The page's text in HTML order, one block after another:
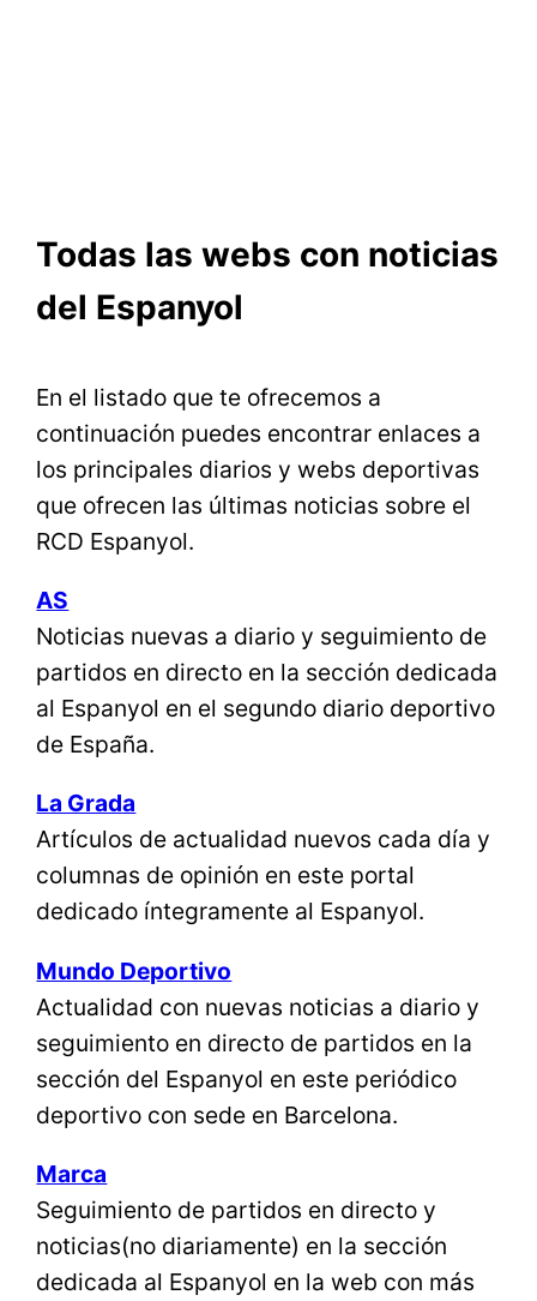
Todas las webs con noticias
del Espanyol
En el listado que te ofrecemos a
continuación puedes encontrar enlaces a
los principales diarios y webs deportivas
que ofrecen las últimas noticias sobre el
RCD Espanyol.
AS
Noticias nuevas a diario y seguimiento de
partidos en directo en la sección dedicada
al Espanyol en el segundo diario deportivo
de España.
La Grada
Artículos de actualidad nuevos cada día y
columnas de opinión en este portal
dedicado íntegramente al Espanyol.
Mundo Deportivo
Actualidad con nuevas noticias a diario y
seguimiento en directo de partidos en la
sección del Espanyol en este periódico
deportivo con sede en Barcelona.
Marca
Seguimiento de partidos en directo y
noticias(no diariamente) en la sección
dedicada al Espanyol en la web con más